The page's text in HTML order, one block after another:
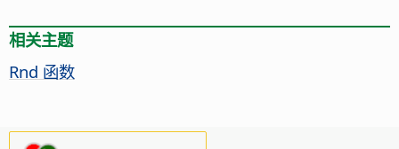
相关主题
Rnd 函数